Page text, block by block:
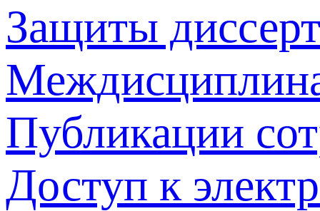
Защиты
Публикации
Доступ к